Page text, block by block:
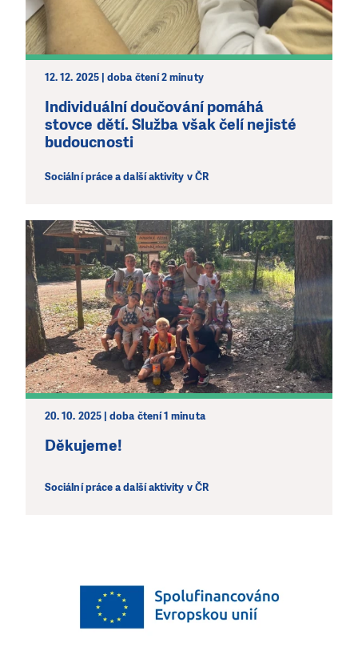
12. 12. 2025 | doba čtení 2 minuty
Individuální doučování pomáhá
stovce dětí. Služba však čelí nejisté
budoucnosti
Sociální práce a další aktivity v ČR
20. 10. 2025 | doba čtení 1 minuta
Děkujeme!
Sociální práce a další aktivity v ČR
Klubu přátel, Vaše dary nám umožní pomoci vždy tam,
kde je to nejvíce potřeba.
DAROVAT DAROVAT PRAVIDELNĚ